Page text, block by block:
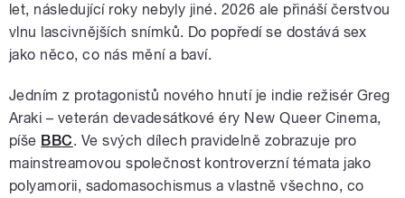
let, následující roky nebyly jiné. 2026 ale přináší čerstvou
vlnu lascivnějších snímků. Do popředí se dostává sex
jako něco, co nás mění a baví.
Jedním z protagonistů nového hnutí je indie režisér Greg
Araki – veterán devadesátkové éry New Queer Cinema,
píše BBC. Ve svých dílech pravidelně zobrazuje pro
mainstreamovou společnost kontroverzní témata jako
polyamorii, sadomasochismus a vlastně všechno, co